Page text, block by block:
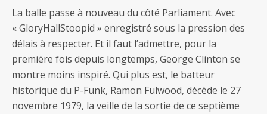
La balle passe à nouveau du côté Parliament. Avec
« GloryHallStoopid » enregistré sous la pression des
délais à respecter. Et il faut l’admettre, pour la
première fois depuis longtemps, George Clinton se
montre moins inspiré. Qui plus est, le batteur
historique du P-Funk, Ramon Fulwood, décède le 27
novembre 1979, la veille de la sortie de ce septième